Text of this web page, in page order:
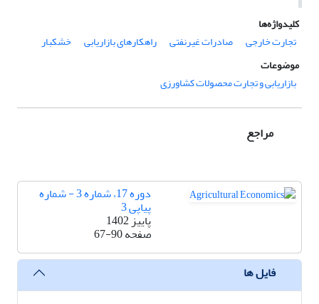
کلیدواژه‌ها
تجارت خارجی
صادرات غیرنفتی راهکارهای بازاریابی
خشکبار
موضوعات
بازاریابی و تجارت محصولات کشاورزی
مراجع
دوره 17، شماره 3 - شماره
پیاپی 3
پاییز 1402
صفحه67-90
فایل ها